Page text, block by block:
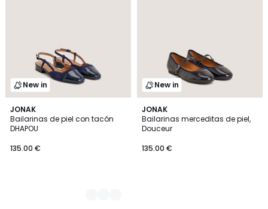
New in
JONAK
Bailarinas de piel con tacón
DHAPOU
135.00 €
3
Colores
New in
JONAK
Bailarinas merceditas de piel,
Douceur
135.00 €